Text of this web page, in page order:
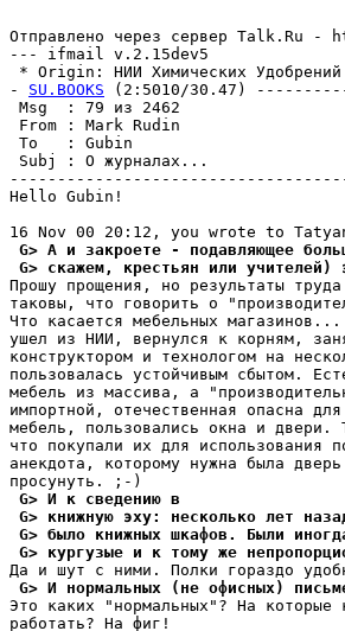
Отправлено через сервер Talk.Ru
--- ifmail v.2.15dev5
* Origin: НИИ Химических
- SU.BOOKS (2:5010/30.47)
Msg  : 79 из
From : Mark Rudin
To   : Gubin
Subj : О
Hello Gubin!
G> А и закроете - подавляющее
G> скажем, крестьян или учителей)
Прошу прощения, но результаты
таковы, что говорить о
Что касается мебельных
ушел из НИИ, вернулся к корням,
конструктором и технологом на
пользовалась устойчивым сбытом.
мебель из массива, а
импортной, отечественная опасна
мебель, пользовались окна и
что покупали их для использования
анекдота, которому нужна была
G> И к сведению в
G> книжную эху: несколько лет
G> было книжных шкафов. Были
G> кургузые и к тому же
G> И нормальных (не офисных)
Это каких "нормальных"? На которые